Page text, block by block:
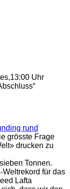
Uhr
rund
grösste Frage
drucken zu
Tonnen.
für das
Lafta